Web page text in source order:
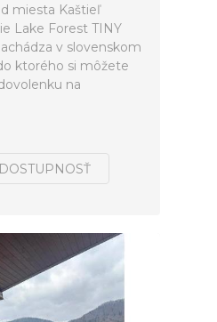
miesta Kaštieľ
Lake Forest TINY
v slovenskom
ktorého si môžete
na